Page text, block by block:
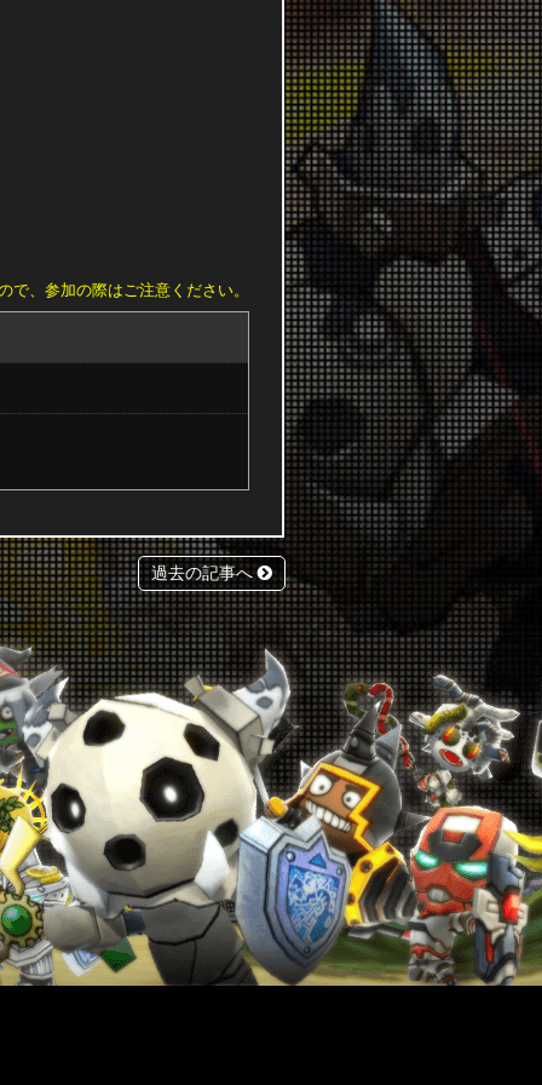
で、参加の際はご注意ください。
過去の記事へ